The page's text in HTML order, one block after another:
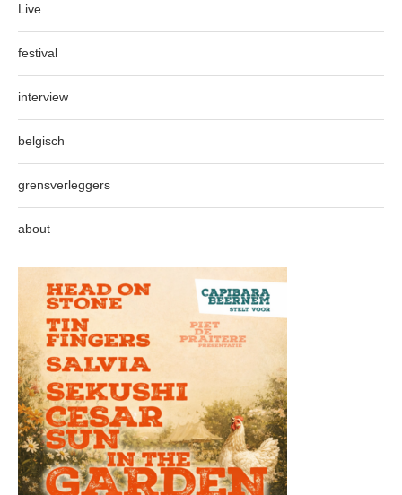
Live
festival
interview
belgisch
grensverleggers
about